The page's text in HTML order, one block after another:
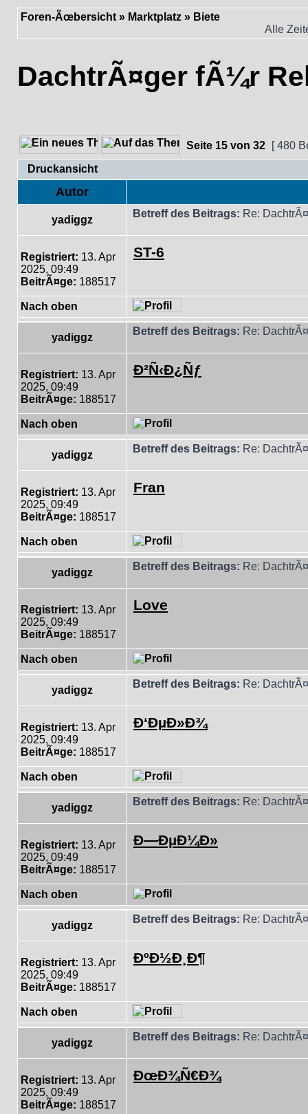
Foren-Ãœbersicht » Marktplatz » Biete
Alle
DachtrÃ¤ger fÃ¼r
Seite 15 von 32
[ 480
Druckansicht
Autor
yadiggz
Betreff des Beitrags: Re:
Registriert: 13. Apr
2025, 09:49
BeitrÃ¤ge: 188517
ST-6
Nach oben
yadiggz
Betreff des Beitrags: Re:
Registriert: 13. Apr
2025, 09:49
BeitrÃ¤ge: 188517
Ð²Ñ‹Ð¿Ñƒ
Nach oben
yadiggz
Betreff des Beitrags: Re:
Registriert: 13. Apr
2025, 09:49
BeitrÃ¤ge: 188517
Fran
Nach oben
yadiggz
Betreff des Beitrags: Re:
Registriert: 13. Apr
2025, 09:49
BeitrÃ¤ge: 188517
Love
Nach oben
yadiggz
Betreff des Beitrags: Re:
Registriert: 13. Apr
2025, 09:49
BeitrÃ¤ge: 188517
Ð‘ÐµÐ»Ð¾
Nach oben
yadiggz
Betreff des Beitrags: Re:
Registriert: 13. Apr
2025, 09:49
BeitrÃ¤ge: 188517
Ð—ÐµÐ¼Ð»
Nach oben
yadiggz
Betreff des Beitrags: Re:
Registriert: 13. Apr
2025, 09:49
BeitrÃ¤ge: 188517
ÐºÐ½Ð¸Ð¶
Nach oben
yadiggz
Betreff des Beitrags: Re:
Registriert: 13. Apr
2025, 09:49
BeitrÃ¤ge: 188517
ÐœÐ¾Ñ€Ð¾